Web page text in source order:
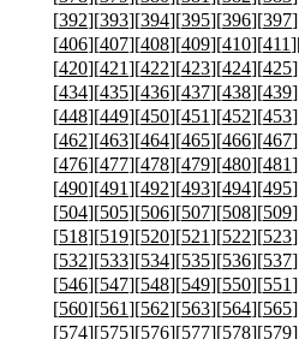
[392][393][394][395][396][397
[406][407][408][409][410][411
[420][421][422][423][424][425
[434][435][436][437][438][439
[448][449][450][451][452][453
[462][463][464][465][466][467
[476][477][478][479][480][481
[490][491][492][493][494][495
[504][505][506][507][508][509
[518][519][520][521][522][523
[532][533][534][535][536][537
[546][547][548][549][550][551
[560][561][562][563][564][565
[574][575][576][577][578][579